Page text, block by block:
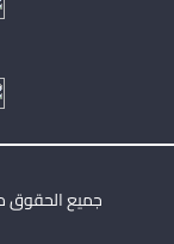
جميع الحقوق